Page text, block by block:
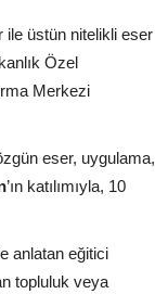
ile üstün nitelikli eser
Özel
Merkezi
eser, uygulama,
’ın katılımıyla, 10
anlatan eğitici
topluluk veya